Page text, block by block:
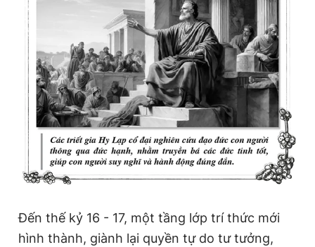
Đến thế kỷ 16 - 17, một tầng lớp trí thức mới
hình thành, giành lại quyền tự do tư tưởng,